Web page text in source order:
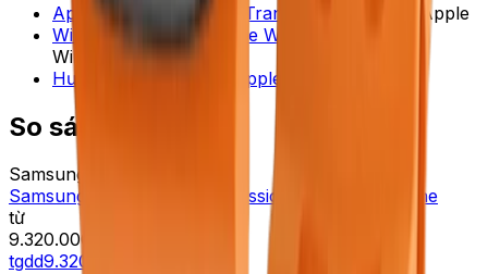
Apple Watch Bands — Trang chính hãng
Apple
Wirecutter — Best Apple Watch Bands
Wirecutter
Hướng dẫn chọn dây Apple Watch
So sánh giá ngay
Samsung
Samsung Galaxy Watch6 Classic 47mm dây silicone
từ
9.320.000 ₫
tgdd9.320.000 ₫